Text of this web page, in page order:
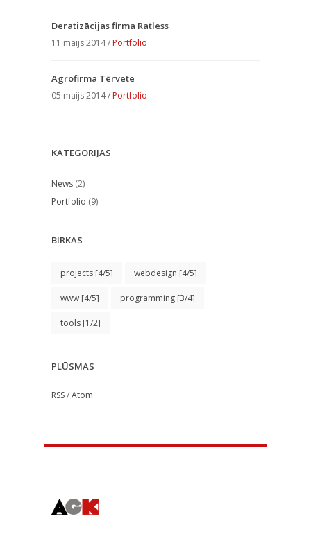
Deratizācijas firma Ratless
11 maijs 2014 / Portfolio
Agrofirma Tērvete
05 maijs 2014 / Portfolio
KATEGORIJAS
News (2)
Portfolio (9)
BIRKAS
projects [4/5] webdesign [4/5]
www [4/5] programming [3/4]
tools [1/2]
PLŪSMAS
RSS/Atom